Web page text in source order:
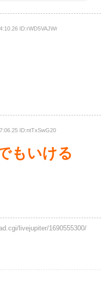
ID:rWD5VAJWr
ID:ntTxSwG20
もいける
livejupiter/1690555300/